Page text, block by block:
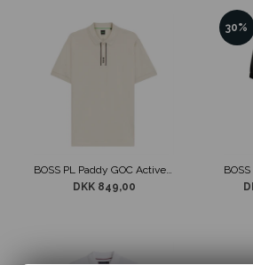
BOSS PL Paddy GOC Active Pima Cotton Polo Beige
DKK 849,00
30%